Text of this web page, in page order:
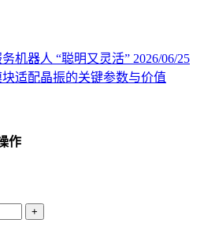
机器人 “聪明又灵活” 2026/06/25
适配晶振的关键参数与价值
作
+